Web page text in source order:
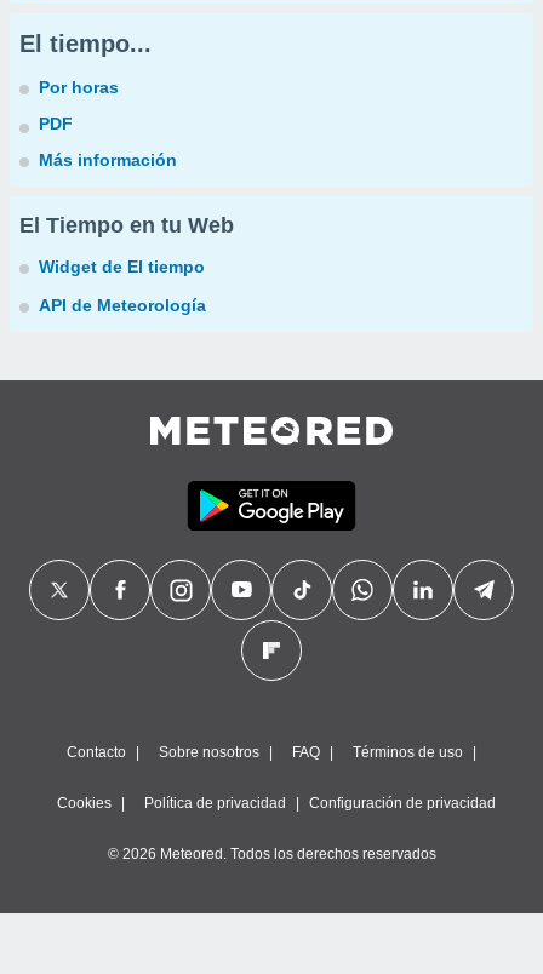
El tiempo...
Por horas
PDF
Más información
El Tiempo en tu Web
Widget de El tiempo
API de Meteorología
Contacto Sobre nosotros FAQ Términos de uso
Cookies Política de privacidad Configuración de privacidad
© 2026 Meteored. Todos los derechos reservados